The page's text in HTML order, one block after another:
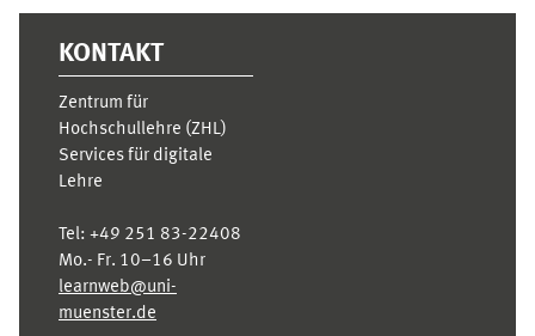
KONTAKT
Zentrum für
Hochschullehre (ZHL)
Services für digitale
Lehre
Tel: +49 251 83-22408
Mo.- Fr. 10–16 Uhr
learnweb@uni-
muenster.de